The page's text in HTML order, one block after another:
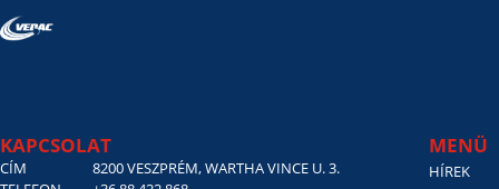
KAPCSOLAT
CÍM
8200 VESZPRÉM, WARTHA VINCE U. 3.
MENÜ
HÍREK